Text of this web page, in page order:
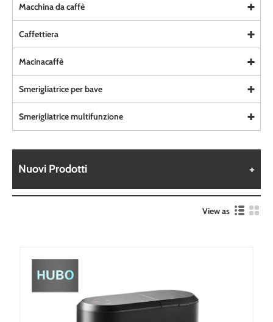
Macchina da caffè
Caffettiera
Macinacaffè
Smerigliatrice per bave
Smerigliatrice multifunzione
Nuovi Prodotti
View as